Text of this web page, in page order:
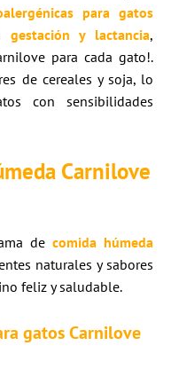
para gatos
gestación y lactancia,
para cada gato!.
de cereales y soja, lo
con sensibilidades
Carnilove
de comida húmeda
naturales y sabores
feliz y saludable.
gatos Carnilove